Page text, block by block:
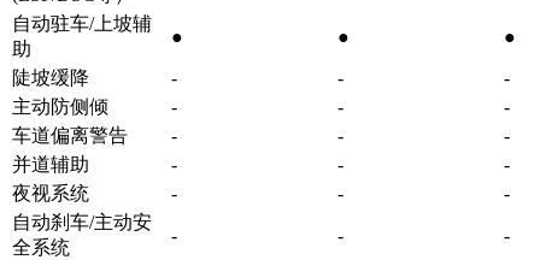
自动驻车/上坡辅
助
● ●
●
陡坡缓降
- -
-
主动防侧倾
- -
-
车道偏离警告
- -
-
并道辅助
- -
-
夜视系统
- -
-
自动刹车/主动安
全系统
- - -